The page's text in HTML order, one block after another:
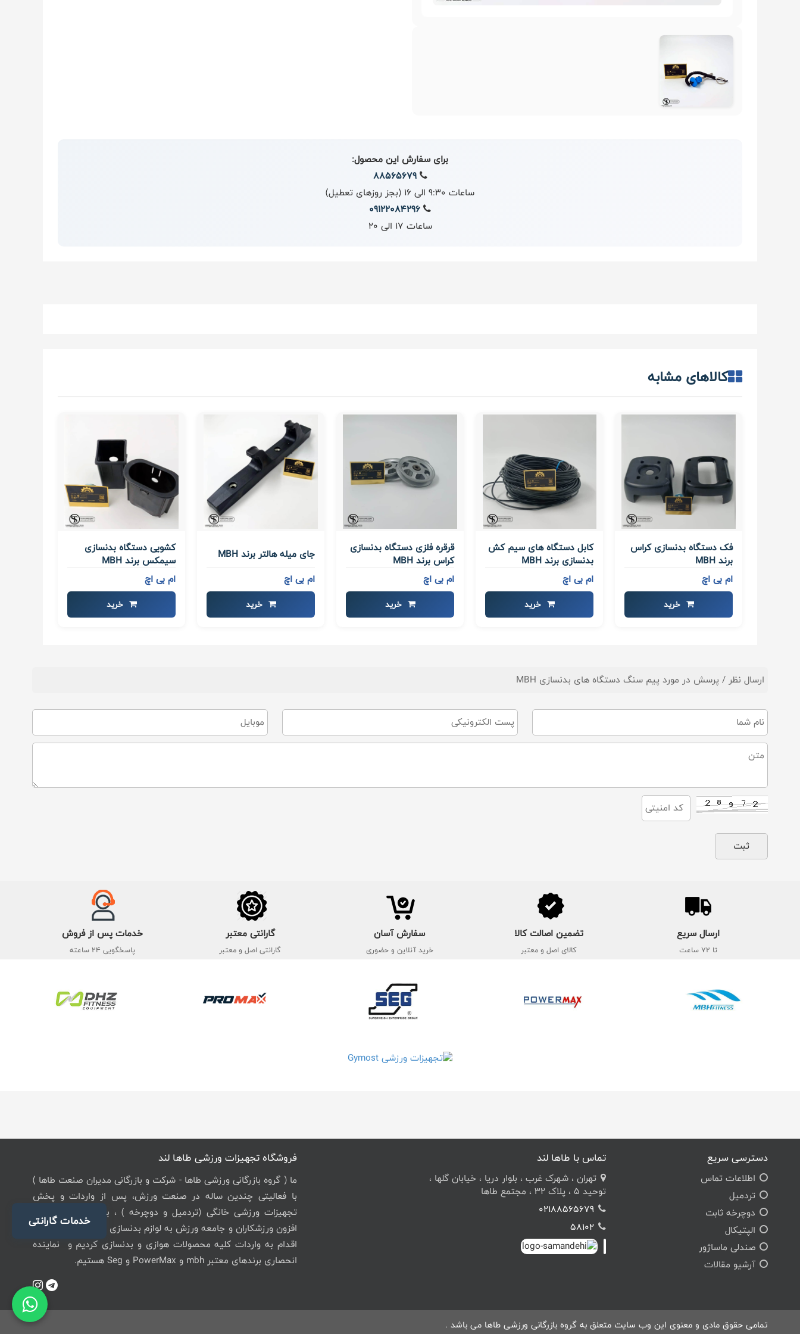
خدمات گارانتی
برای سفارش این محصول:
88565679
ساعات 9:30 الی 16 (بجز روزهای تعطیل)
09122084296
ساعات 17 الی 20
کالاهای مشابه
فک دستگاه بدنسازی کراس
برند MBH
ام بی اچ
خرید
کابل دستگاه های سیم کش
بدنسازی برند MBH
ام بی اچ
خرید
قرقره فلزی دستگاه بدنسازی
کراس برند MBH
ام بی اچ
خرید
جای میله هالتر برند MBH
ام بی اچ
خرید
کشویی دستگاه بدنسازی
سیمکس برند MBH
ام بی اچ
خرید
ارسال نظر / پرسش در مورد پیم سنگ دستگاه های بدنسازی MBH
ارسال سریع
تا 72 ساعت
تضمین اصالت کالا
کالای اصل و معتبر
سفارش آسان
خرید آنلاین و حضوری
گارانتی معتبر
گارانتی اصل و معتبر
خدمات پس از فروش
پاسخگویی 24 ساعته
دسترسی سریع
اطلاعات تماس
تردمیل
دوچرخه ثابت
الپتیکال
صندلی ماساژور
آرشیو مقالات
تماس با طاها لند
تهران ، شهرک غرب ، بلوار دریا ، خیابان گلها ،
توحید 5 ، پلاک 32 ، مجتمع طاها
02188565679
58102
فروشگاه تجهیزات ورزشی طاها لند
ما ( گروه بازرگانی ورزشی طاها - شرکت و بازرگانی مدیران صنعت طاها )
با فعالیتی چندین ساله در صنعت ورزش، پس از واردات و پخش
تجهیزات ورزشی خانگی (تردمیل و دوچرخه ) ، با توجه به نیاز روز
افزون ورزشکاران و جامعه ورزش به لوازم بدنسازی با کیفیت باشگاهی،
اقدام به واردات کلیه محصولات هوازی و بدنسازی کردیم و نماینده
انحصاری برندهای معتبر mbh و PowerMax و Seg هستیم.
تمامی حقوق مادی و معنوی این وب سایت متعلق به گروه بازرگانی ورزشی طاها می باشد .